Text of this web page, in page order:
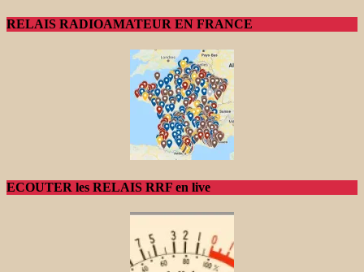
RELAIS RADIOAMATEUR EN FRANCE
ECOUTER les RELAIS RRF en live